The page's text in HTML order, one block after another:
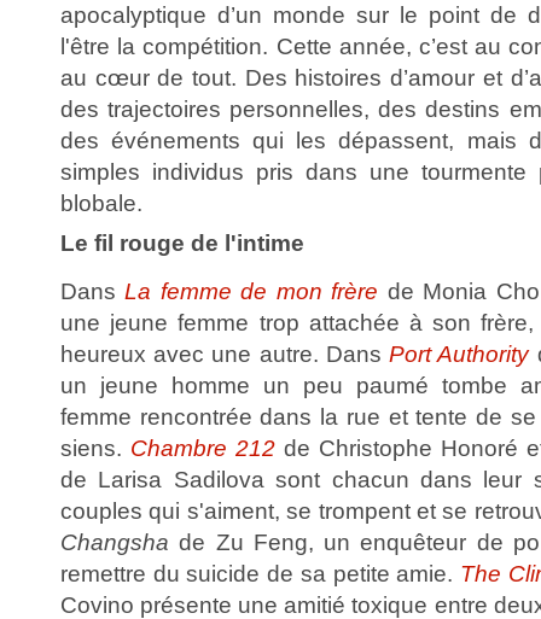
apocalyptique d’un monde sur le point de
l'être la compétition. Cette année, c’est au
au cœur de tout. Des histoires d’amour et
des trajectoires personnelles, des destins
des événements qui les dépassent, mais
simples individus pris dans une tourmente
blobale.
Le fil rouge de l'intime
DansLa femme de mon frère de Monia
une jeune femme trop attachée à son
heureux avec une autre. DansPort Authority
un jeune homme un peu paumé tombe
femme rencontrée dans la rue et tente de
siens. Chambre 212 de Christophe Honoré
de Larisa Sadilova sont chacun dans leur
couples qui s'aiment, se trompent et se
Changsha de Zu Feng, un enquêteur de
remettre du suicide de sa petite amie. The
Covino présente une amitié toxique entre